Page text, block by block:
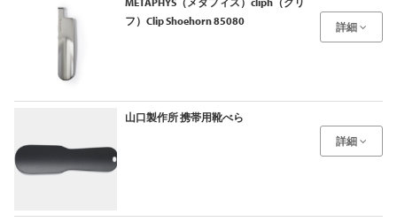
フ）Clip Shoehorn 85080
詳細
山口製作所 携帯用靴べら
詳細